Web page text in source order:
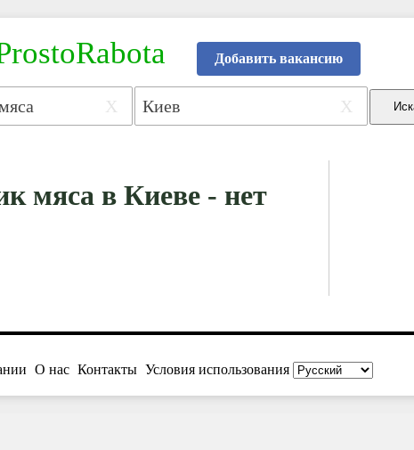
Добавить вакансию
X X
мяса в Киеве - нет
О нас Контакты Условия использования